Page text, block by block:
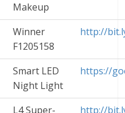
Makeup
Winner
F1205158
http://
Smart LED
Night Light
https://
L4 Super-
http://